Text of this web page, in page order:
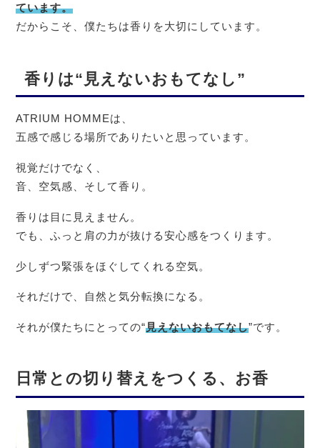
ています。
だからこそ、僕たちは香りを大切にしています。
香りは“見えないおもてなし”
ATRIUM HOMMEは、
五感で感じる場所でありたいと思っています。
視覚だけでなく、
音、空気感、そして香り。
香りは目に見えません。
でも、ふっと肩の力が抜ける安心感をつくります。
少しずつ緊張をほぐしてくれる空気。
それだけで、自然と気分転換になる。
それが僕たちにとっての“見えないおもてなし”です。
日常との切り替えをつくる、お香